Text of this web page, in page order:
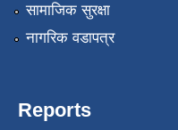
सामाजिक सुरक्षा
नागरिक वडापत्र
Reports